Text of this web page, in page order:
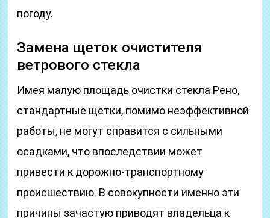
погоду.
Замена щеток очистителя
ветрового стекла
Имея малую площадь очистки стекла Рено,
стандартные щетки, помимо неэффективной
работы, не могут справится с сильными
осадками, что впоследствии может
привести к дорожно-транспортному
происшествию. В совокупности именно эти
причины зачастую приводят владельца к